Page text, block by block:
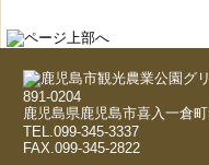
891-0204
鹿児島県鹿児島市喜入一倉
TEL.099-345-3337
FAX.099-345-2822